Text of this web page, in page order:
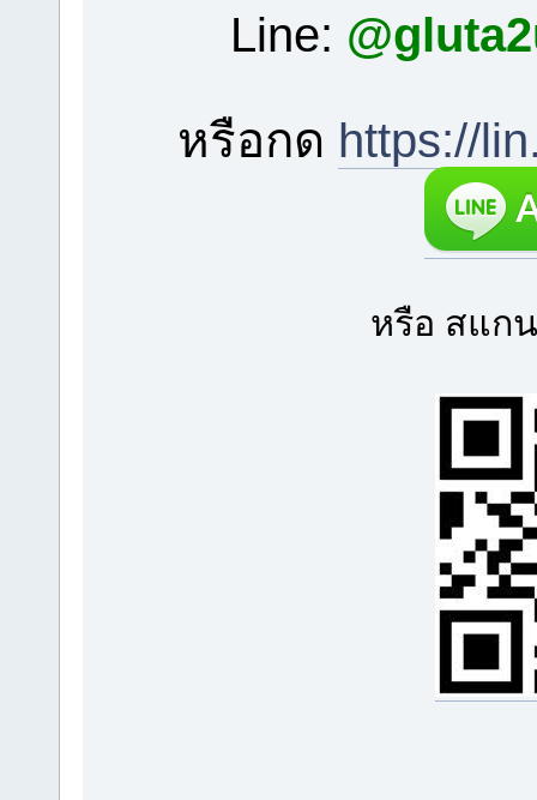
Line:
หรือกด https://
หรือ สแก